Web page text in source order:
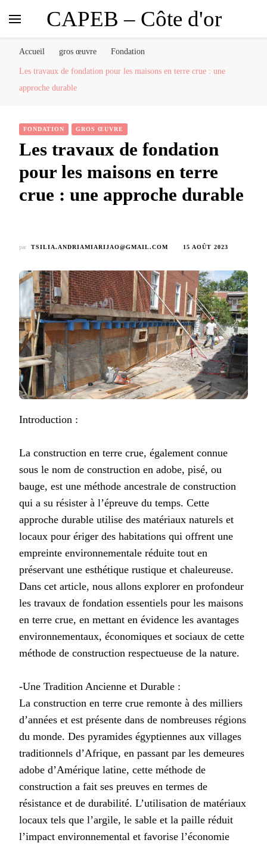
CAPEB – Côte d'or
Accueil gros œuvre Fondation
Les travaux de fondation pour les maisons en terre crue : une
approche durable
FONDATION GROS ŒUVRE
Les travaux de fondation
pour les maisons en terre
crue : une approche durable
par TSILIA.ANDRIAMIARIJAO@GMAIL.COM 15 AOÛT 2023
Introduction :
La construction en terre crue, également connue
sous le nom de construction en adobe, pisé, ou
bauge, est une méthode ancestrale de construction
qui a su résister à l’épreuve du temps. Cette
approche durable utilise des matériaux naturels et
locaux pour ériger des habitations qui offrent une
empreinte environnementale réduite tout en
préservant une esthétique rustique et chaleureuse.
Dans cet article, nous allons explorer en profondeur
les travaux de fondation essentiels pour les maisons
en terre crue, en mettant en évidence les avantages
environnementaux, économiques et sociaux de cette
méthode de construction respectueuse de la nature.
-Une Tradition Ancienne et Durable :
La construction en terre crue remonte à des milliers
d’années et est présente dans de nombreuses régions
du monde. Des pyramides égyptiennes aux villages
traditionnels d’Afrique, en passant par les demeures
adobe d’Amérique latine, cette méthode de
construction a fait ses preuves en termes de
résistance et de durabilité. L’utilisation de matériaux
locaux tels que l’argile, le sable et la paille réduit
l’impact environnemental et favorise l’économie